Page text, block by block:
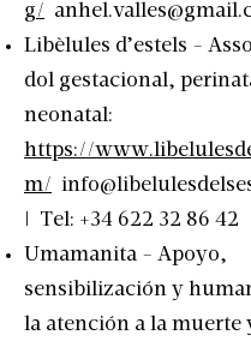
g/
Libèlules d’estels -
dol gestacional,
neonatal:
https://
m/
| Tel: +34 622 32 86 42
Umamanita - Apoyo,
sensibilización y
la atención a la muerte